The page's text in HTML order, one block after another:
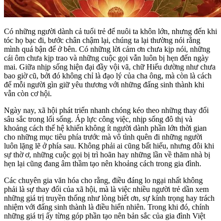
Có những người dành cả tuổi trẻ để nuôi ta khôn lớn, nhưng đến khi
tóc họ bạc đi, bước chân chậm lại, chúng ta lại thường nói rằng
mình quá bận để ở bên. Có những lời cảm ơn chưa kịp nói, những
cái ôm chưa kịp trao và những cuộc gọi vẫn luôn bị hẹn đến ngày
mai. Giữa nhịp sống hiện đại đầy vội vã, chữ Hiếu dường như chưa
bao giờ cũ, bởi đó không chỉ là đạo lý của cha ông, mà còn là cách
để mỗi người gìn giữ yêu thương với những đấng sinh thành khi
vẫn còn cơ hội.
Ngày nay, xã hội phát triển nhanh chóng kéo theo những thay đổi
sâu sắc trong lối sống. Áp lực công việc, nhịp sống đô thị và
khoảng cách thế hệ khiến không ít người dành phần lớn thời gian
cho những mục tiêu phía trước mà vô tình quên đi những người
luôn lặng lẽ ở phía sau. Không phải ai cũng bất hiếu, nhưng đôi khi
sự thờ ơ, những cuộc gọi bị trì hoãn hay những lần về thăm nhà bị
hẹn lại cũng đang âm thầm tạo nên khoảng cách trong gia đình.
Các chuyên gia văn hóa cho rằng, điều đáng lo ngại nhất không
phải là sự thay đổi của xã hội, mà là việc nhiều người trẻ dần xem
những giá trị truyền thống như lòng biết ơn, sự kính trọng hay trách
nhiệm với đấng sinh thành là điều hiển nhiên. Trong khi đó, chính
những giá trị ấy từng góp phần tạo nên bản sắc của gia đình Việt